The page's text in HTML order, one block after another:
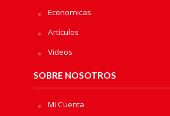
Economicas
Artículos
Videos
SOBRE NOSOTROS
Mi Cuenta